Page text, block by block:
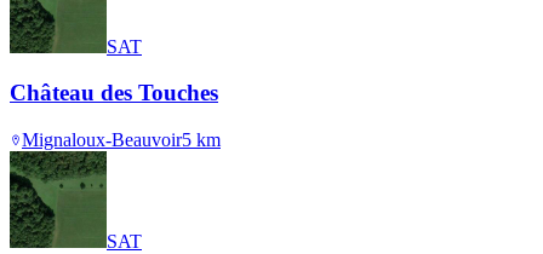
SAT
Château des Touches
Mignaloux-Beauvoir5 km
SAT